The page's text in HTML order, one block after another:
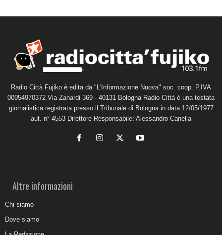
Radio Città Fujiko è edita da "L'Informazione Nuova" soc. coop. P.IVA
00954970372 Via Zanardi 369 - 40131 Bologna Radio Città è una testata
giornalistica registrata presso il Tribunale di Bologna in data 12/05/1977
aut. n° 4553 Direttore Responsabile: Alessandro Canella
Altre informazioni
Chi siamo
Dove siamo